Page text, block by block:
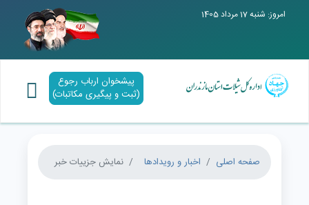
امروز: شنبه 17 مرداد 1405
پیشخوان ارباب رجوع
(ثبت و پیگیری مکاتبات)
صفحه اصلی اخبار و رویدادها نمایش جزییات خبر